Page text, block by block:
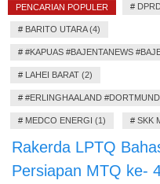
PENCARIAN POPULER #
# BARITO UTARA (4)
# #KAPUAS #BAJENTANEWS
# LAHEI BARAT (2)
# #ERLINGHAALAND
# MEDCO ENERGI (1) # SKK
Rakerda LPTQ
Persiapan MTQ ke-